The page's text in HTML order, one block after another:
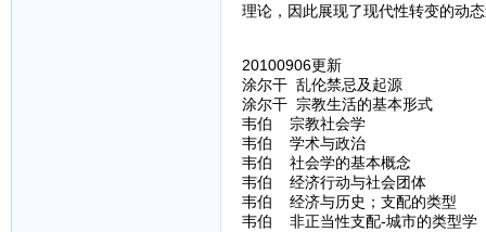
理论，因此展现了现代性转变的动
20100906更新
涂尔干 乱伦禁忌及起源
涂尔干 宗教生活的基本形式
韦伯 宗教社会学
韦伯 学术与政治
韦伯 社会学的基本概念
韦伯 经济行动与社会团体
韦伯 经济与历史；支配的类型
韦伯 非正当性支配-城市的类型学